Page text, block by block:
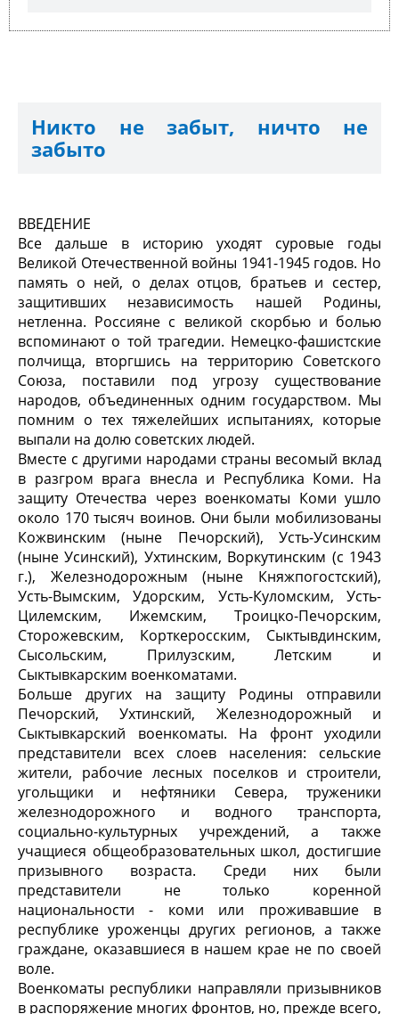
Никто не забыт, ничто не
забыто
ВВЕДЕНИЕ
Все дальше в историю уходят суровые годы
Великой Отечественной войны 1941-1945 годов. Но
память о ней, о делах отцов, братьев и сестер,
защитивших независимость нашей Родины,
нетленна. Россияне с великой скорбью и болью
вспоминают о той трагедии. Немецко-фашистские
полчища, вторгшись на территорию Советского
Союза, поставили под угрозу существование
народов, объединенных одним государством. Мы
помним о тех тяжелейших испытаниях, которые
выпали на долю советских людей.
Вместе с другими народами страны весомый вклад
в разгром врага внесла и Республика Коми. На
защиту Отечества через военкоматы Коми ушло
около 170 тысяч воинов. Они были мобилизованы
Кожвинским (ныне Печорский), Усть-Усинским
(ныне Усинский), Ухтинским, Воркутинским (с 1943
г.), Железнодорожным (ныне Княжпогостский),
Усть-Вымским, Удорским, Усть-Куломским, Усть-
Цилемским, Ижемским, Троицко-Печорским,
Сторожевским, Корткеросским, Сыктывдинским,
Сысольским, Прилузским, Летским и
Сыктывкарским военкоматами.
Больше других на защиту Родины отправили
Печорский, Ухтинский, Железнодорожный и
Сыктывкарский военкоматы. На фронт уходили
представители всех слоев населения: сельские
жители, рабочие лесных поселков и строители,
угольщики и нефтяники Севера, труженики
железнодорожного и водного транспорта,
социально-культурных учреждений, а также
учащиеся общеобразовательных школ, достигшие
призывного возраста. Среди них были
представители не только коренной
национальности - коми или проживавшие в
республике уроженцы других регионов, а также
граждане, оказавшиеся в нашем крае не по своей
воле.
Военкоматы республики направляли призывников
в распоряжение многих фронтов, но, прежде всего,